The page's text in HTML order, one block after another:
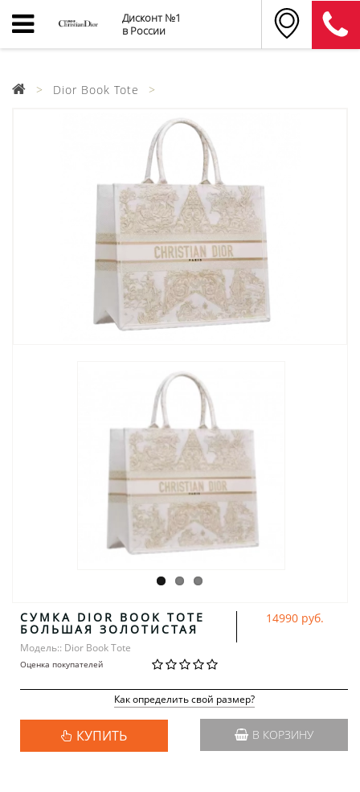
Дисконт №1
в России
Dior Book Tote
СУМКА DIOR BOOK TOTE
БОЛЬШАЯ ЗОЛОТИСТАЯ
Модель:: Dior Book Tote
Оценка покупателей
14990 руб.
Как определить свой размер?
КУПИТЬ В КОРЗИНУ